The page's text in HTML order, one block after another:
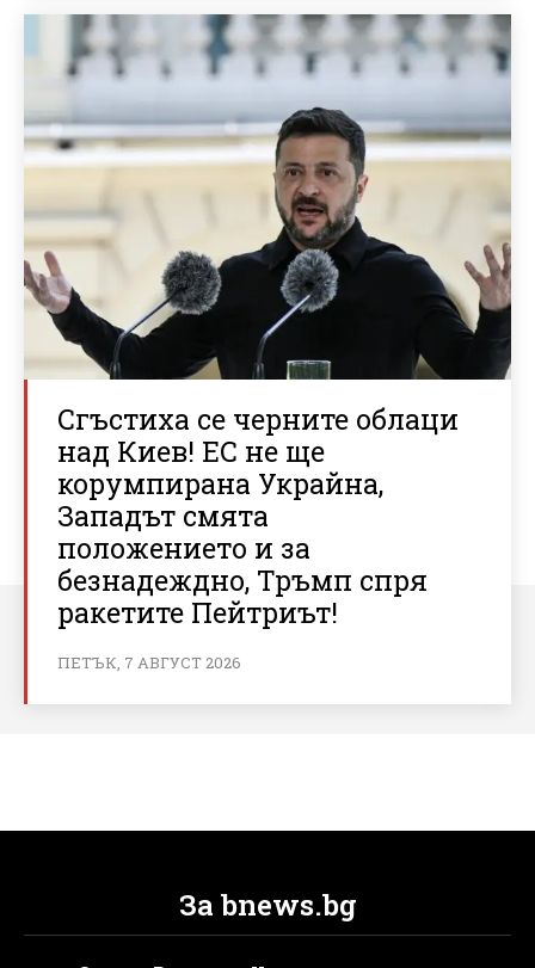
Сгъстиха се черните облаци
над Киев! ЕС не ще
корумпирана Украйна,
Западът смята
положението и за
безнадеждно, Тръмп спря
ракетите Пейтриът!
ПЕТЪК, 7 АВГУСТ 2026
За bnews.bg